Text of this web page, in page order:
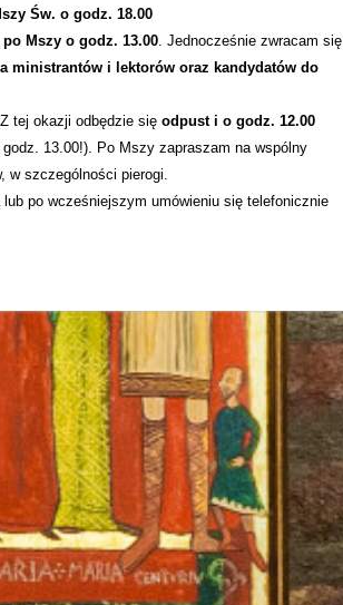
Św. o godz. 18.00
Mszy o godz. 13.00. Jednocześnie zwracam się
ministrantów i lektorów oraz kandydatów do
tej okazji odbędzie się odpust i o godz. 12.00
13.00!). Po Mszy zapraszam na wspólny
w szczególności pierogi.
po wcześniejszym umówieniu się telefonicznie